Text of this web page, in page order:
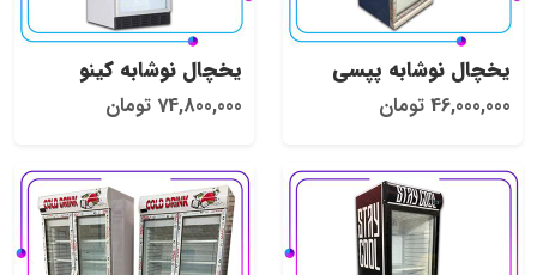
یخچال نوشابه پپسی
46,000,000 تومان
یخچال نوشابه کینو
74,800,000 تومان